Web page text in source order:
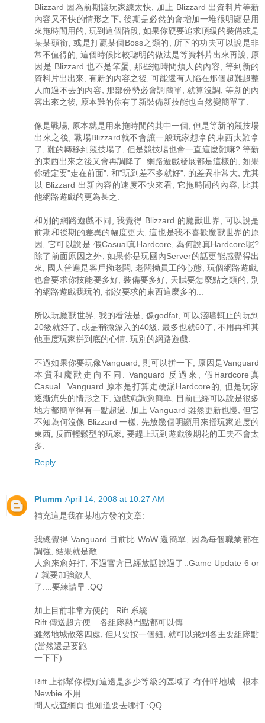
Blizzard 因為前期讓玩家練太快, 加上 Blizzard 出資料片等新
內容又不快的情形之下, 後期是必然的會增加一堆很明顯是用
來拖時間用的, 玩到這個階段, 如果你硬要追求頂級的裝備或是
某某頭銜, 或是打贏某個Boss之類的, 所下的功夫可以說是非
常不值得的, 這個時候比較聰明的做法是等資料片出來再說, 原
因是 Blizzard 也不是笨蛋, 那些拖時間煩人的內容, 等到新的
資料片出出來, 有新的內容之後, 可能還有人陷在那個超難超整
人而過不去的內容, 那部份勢必會調簡單, 就算沒調, 等新的內
容出來之後, 原本難的你有了新裝備新技能也自然變簡單了.
像是戰場, 原本就是用來拖時間的其中一個, 但是等新的競技場
出來之後, 戰場Blizzard就不會讓一般玩家想拿的東西太難拿
了, 難的轉移到競技場了, 但是競技場也會一直這麼難嘛? 等新
的東西出來之後又會再調降了. 網路遊戲發展都是這樣的, 如果
你確定要"走在前面", 和"玩到差不多就好", 的差異非常大, 尤其
以 Blizzard 出新內容的速度不快來看, 它拖時間的內容, 比其
他網路遊戲的更為甚之.
和別的網路遊戲不同, 我覺得 Blizzard 的魔獸世界, 可以說是
前期和後期的差異的幅度更大, 這也是我不喜歡魔獸世界的原
因, 它可以說是 假Casual真Hardcore, 為何說真Hardcore呢?
除了前面原因之外, 如果你是玩國內Server的話更能感覺得出
來, 國人普遍是客戶拗老闆, 老闆拗員工的心態, 玩個網路遊戲,
也會要求你技能要多好, 裝備要多好, 天賦要怎麼點之類的, 別
的網路遊戲我玩的, 都沒要求的東西這麼多的...
所以玩魔獸世界, 我的看法是, 像godfat, 可以淺嚐輒止的玩到
20級就好了, 或是稍微深入的40級, 最多也就60了, 不用再和其
他重度玩家拼到底的心情. 玩別的網路遊戲.
不過如果你要玩像Vanguard, 則可以拼一下, 原因是Vanguard
本質和魔獸走向不同. Vanguard 反過來, 假Hardcore真
Casual...Vanguard 原本是打算走硬派Hardcore的, 但是玩家
逐漸流失的情形之下, 遊戲愈調愈簡單, 目前已經可以說是很多
地方都簡單得有一點超過. 加上 Vanguard 雖然更新也慢, 但它
不知為何沒像 Blizzard 一樣, 先放幾個明顯用來擋玩家進度的
東西, 反而輕鬆型的玩家, 要趕上玩到遊戲後期花的工夫不會太
多.
Reply
Plumm April 14, 2008 at 10:27 AM
補充這是我在某地方發的文章:
我總覺得 Vanguard 目前比 WoW 還簡單, 因為每個職業都在
調強, 結果就是敵
人愈來愈好打, 不過官方已經放話說過了..Game Update 6 or
7 就要加強敵人
了....要練請早 :QQ
加上目前非常方便的...Rift 系統
Rift 傳送超方便....各組隊熱門點都可以傳....
雖然地城散落四處, 但只要按一個鈕, 就可以飛到各主要組隊點
(當然還是要跑
一下下)
Rift 上都幫你標好這邊是多少等級的區域了 有什咩地城...根本
Newbie 不用
問人或查網頁 也知道要去哪打 :QQ